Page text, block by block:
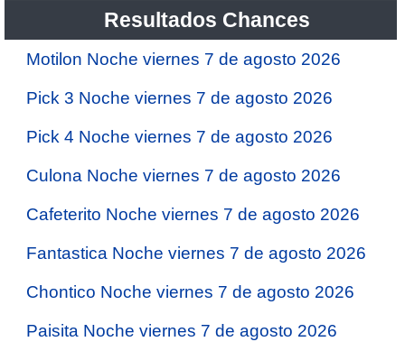
Resultados Chances
Motilon Noche viernes 7 de agosto 2026
Pick 3 Noche viernes 7 de agosto 2026
Pick 4 Noche viernes 7 de agosto 2026
Culona Noche viernes 7 de agosto 2026
Cafeterito Noche viernes 7 de agosto 2026
Fantastica Noche viernes 7 de agosto 2026
Chontico Noche viernes 7 de agosto 2026
Paisita Noche viernes 7 de agosto 2026